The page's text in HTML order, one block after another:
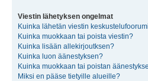
Viestin lähetyksen ongelmat
Kuinka lähetän viestin
Kuinka muokkaan tai poista viestin?
Kuinka lisään allekirjoutksen?
Kuinka luon äänestyksen?
Kuinka muokkaan tai poistan
Miksi en pääse tietyille alueille?